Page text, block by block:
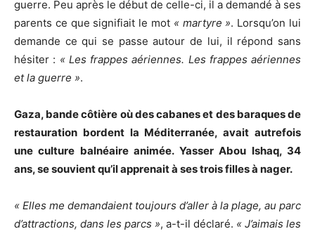
guerre. Peu après le début de celle-ci, il a demandé à ses
parents ce que signifiait le mot « martyre ». Lorsqu’on lui
demande ce qui se passe autour de lui, il répond sans
hésiter : « Les frappes aériennes. Les frappes aériennes
et la guerre ».
Gaza, bande côtière où des cabanes et des baraques de
restauration bordent la Méditerranée, avait autrefois
une culture balnéaire animée. Yasser Abou Ishaq, 34
ans, se souvient qu’il apprenait à ses trois filles à nager.
« Elles me demandaient toujours d’aller à la plage, au parc
d’attractions, dans les parcs », a-t-il déclaré. « J’aimais les